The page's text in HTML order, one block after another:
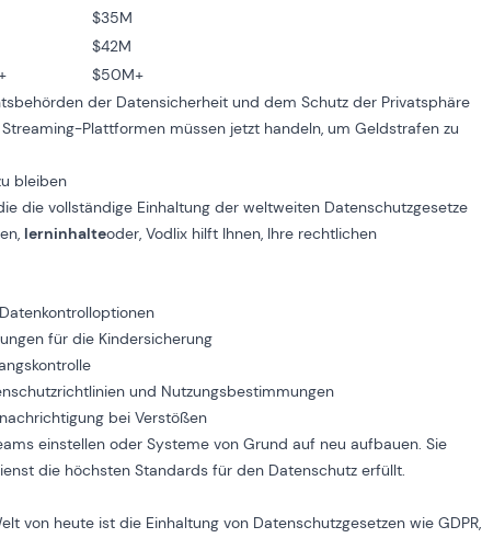
$35M
$42M
$50M+
der Datensicherheit und dem Schutz der Privatsphäre
Plattformen müssen jetzt handeln, um Geldstrafen zu
bleiben
die vollständige Einhaltung der weltweiten Datenschutzgesetze
lerninhalteoder, Vodlix hilft Ihnen, Ihre rechtlichen
für die Kindersicherung
und Nutzungsbestimmungen
bei Verstößen
einstellen oder Systeme von Grund auf neu aufbauen. Sie
die höchsten Standards für den Datenschutz erfüllt.
von heute ist die Einhaltung von Datenschutzgesetzen wie GDPR,